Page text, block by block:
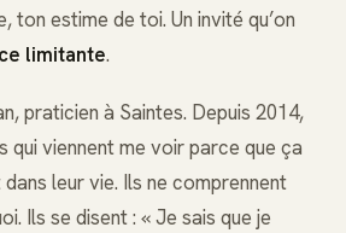
ton estime de toi. Un invité qu’on
limitante.
praticien à Saintes. Depuis 2014,
qui viennent me voir parce que ça
leur vie. Ils ne comprennent
Ils se disent : « Je sais que je